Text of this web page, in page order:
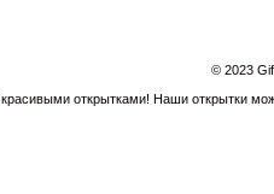
© 2023
открытками! Наши открытки